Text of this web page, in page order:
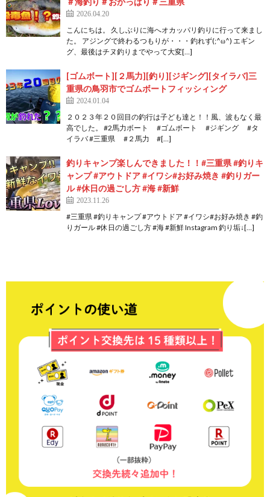
2026.04.20
こんにちは。 久しぶりに海へオカッパリ釣りに行って来まし
た。 アジングで終わるつもりが・・・釣れず(;^ω^) エギン
グ、最後はチヌ釣りまでやって大変[…]
[ゴムボート][２馬力][釣り][ジギング][タイラバ]三
重県の鳥羽市でゴムボートフィッシィング
2024.01.04
２０２３年２０回目の釣行は子ども達と！！風、波もなく最
高でした。 #2馬力ボート #ゴムボート #ジギング #タ
イラバ #三重県 #２馬力 #[…]
釣りキャンプ楽しんできました！！#三重県 #釣りキ
ャンプ #アウトドア #イワシ#お好み焼き #釣りガー
ル #休日の過ごし方 #海 #新鮮
2023.11.26
#三重県 #釣りキャンプ #アウトドア #イワシ#お好み焼き #釣
りガール #休日の過ごし方 #海 #新鮮 Instagram 釣り垢↓[…]